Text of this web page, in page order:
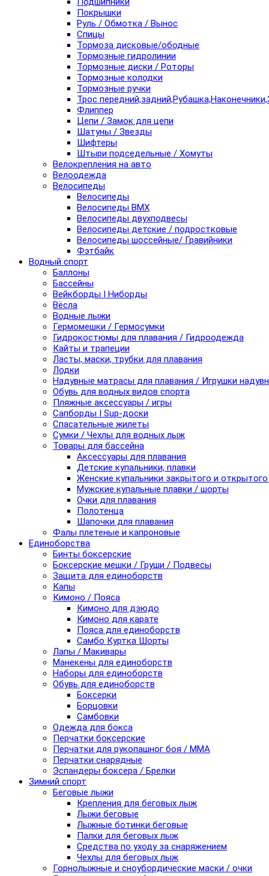
Покрышки
Руль / Обмотка / Вынос
Спицы
Тормоза дисковые/ободные
Тормозные гидролинии
Тормозные диски / Роторы
Тормозные колодки
Тормозные ручки
Трос
Флиппер
Цепи / Замок для цепи
Шатуны / Звезды
Шифтеры
Штыри подседельные / Хомуты
Велокрепления на авто
Велоодежда
Велосипеды
Велосипеды
Велосипеды BMX
Велосипеды двухподвесы
Велосипеды детские / подростковые
Велосипеды шоссейные/ Гравийники
Фэтбайк
Водный спорт
Баллоны
Бассейны
Вейкборды I Ниборды
Вёсла
Водные лыжи
Гермомешки / Гермосумки
Гидрокостюмы для плавания / Гидроодежда
Кайты и трапеции
Ласты, маски, трубки для плавания
Лодки
Надувные матрасы для плавания / Игрушки
Обувь для водных видов спорта
Пляжные аксессуары / игры
Сапборды I Sup-доски
Спасательные жилеты
Сумки / Чехлы для водных лыж
Товары для бассейна
Аксессуары для плавания
Детские купальники, плавки
Женские купальники закрытого и
Мужские купальные плавки / шорты
Очки для плавания
Полотенца
Шапочки для плавания
Фалы плетеные и капроновые
Единоборства
Бинты боксерские
Боксерские мешки / Груши / Подвесы
Защита для единоборств
Капы
Кимоно / Пояса
Кимоно для дзюдо
Кимоно для карате
Пояса для единоборств
Самбо Куртка Шорты
Лапы / Макивары
Манекены для единоборств
Наборы для единоборств
Обувь для единоборств
Боксерки
Борцовки
Самбовки
Одежда для бокса
Перчатки боксерские
Перчатки для рукопашног боя / ММА
Перчатки снарядные
Эспандеры боксера / Брелки
Зимний спорт
Беговые лыжи
Крепления для беговых лыж
Лыжи беговые
Лыжные ботинки беговые
Палки для беговых лыж
Средства по уходу за снаряжением
Чехлы для беговых лыж
Горнолыжные и сноубордические маски / очки